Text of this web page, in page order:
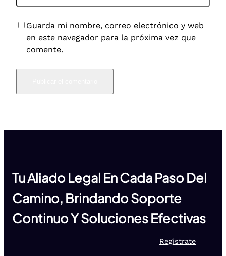
Guarda mi nombre, correo electrónico y web
en este navegador para la próxima vez que
comente.
Tu Aliado Legal En Cada Paso Del
Camino, Brindando Soporte
Continuo Y Soluciones Efectivas
Registrate